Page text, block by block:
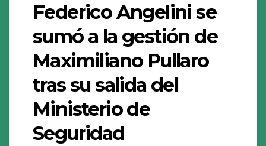
Federico Angelini se
sumó a la gestión de
Maximiliano Pullaro
tras su salida del
Ministerio de
Seguridad